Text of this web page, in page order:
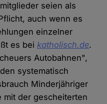
seien als
auch wenn es
einzelner
es beikatholisch.de.
Autobahnen",
systematisch
Minderjähriger
mit der gescheiterten